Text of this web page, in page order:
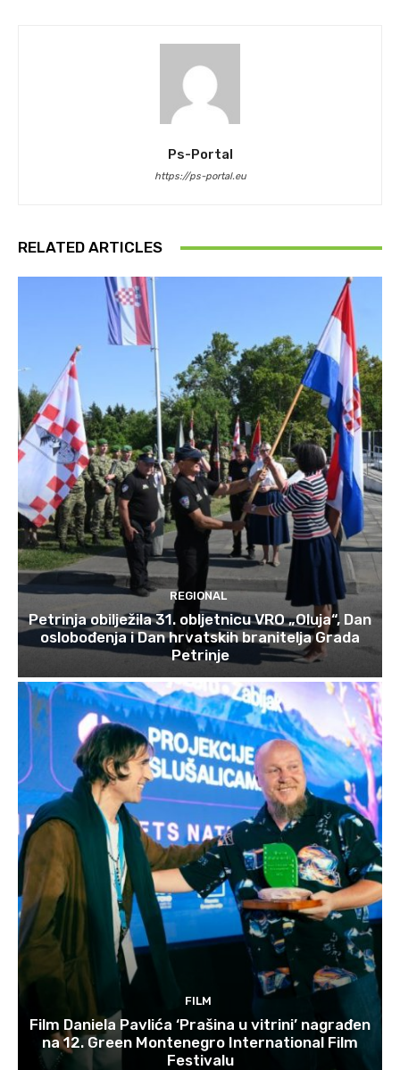
Ps-Portal
https://ps-portal.eu
RELATED ARTICLES
REGIONAL
Petrinja obilježila 31. obljetnicu VRO „Oluja“, Dan
oslobođenja i Dan hrvatskih branitelja Grada
Petrinje
FILM
Film Daniela Pavlića ‘Prašina u vitrini’ nagrađen
na 12. Green Montenegro International Film
Festivalu